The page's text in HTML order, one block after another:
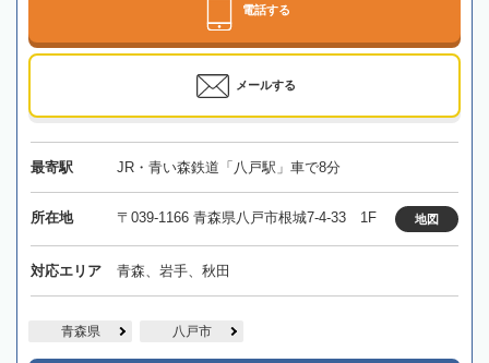
電話する
メールする
最寄駅 JR・青い森鉄道「八戸駅」車で8分
所在地 〒039-1166 青森県八戸市根城7-4-33 1F 地図
対応エリア 青森、岩手、秋田
青森県 八戸市